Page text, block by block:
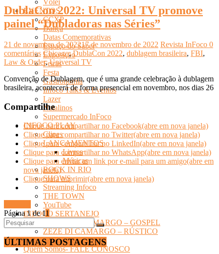
Vôlei
EVENTOS
CCXP
Dança
Datas Comemorativas
Espaço do Saber
Exposição
Feiras
Festa
Gastronomia
Infoco Talks & Eventos
Lazer
Natalinos
Supermercado InFoco
INFOCO PLAY
Clipes
LANÇAMENTOS
Livros
Músicas
ROCK IN RIO
SHOWS
Streaming Infoco
THE TOWN
YouTube
INFOCO SERTANEJO
LUCIANO CAMARGO – GOSPEL
ZEZÉ DI CAMARGO – RÚSTICO
TURISMO
Quem Somos- FALE CONOSCO
DublaCon 2022: Universal TV promove
painel “Dubladoras nas Séries”
21 de novembro de 202217 de novembro de 2022 Revista InFoco 0
comentários Chicago,DublaCon 2022, dublagem brasileira, FBI,
Law & Order,Universal TV
Convenção de Dublagem, que é uma grande celebração à dublagem
brasileira, acontecerá de forma presencial em novembro, nos dias 26
Compartilhe
Clique para compartilhar no Facebook(abre em nova janela)
Clique para compartilhar no Twitter(abre em nova janela)
Clique para compartilhar no LinkedIn(abre em nova janela)
Clique para compartilhar no WhatsApp(abre em nova janela)
Clique para enviar um link por e-mail para um amigo(abre em
nova janela)
Clique para imprimir(abre em nova janela)
Página 1 de 11
ÚLTIMAS POSTAGENS